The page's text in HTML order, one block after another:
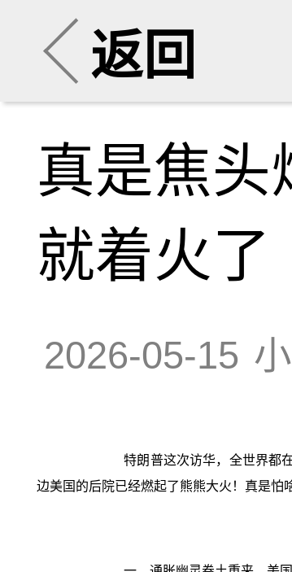
返回
真是焦头
就着火了
2026-05-15
特朗普这次访华，全世界都
边美国的后院已经燃起了熊熊大火！真是怕